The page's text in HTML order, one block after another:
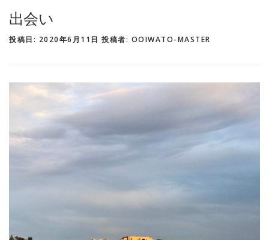
出会い
投稿日: 2020年6月11日 投稿者: OOIWATO-MASTER